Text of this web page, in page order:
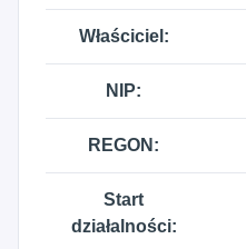
prowadzona w
4764Z - Sprzedaż
prowadzona w
4773Z - Sprzedaż
farmaceutycznych
wyspecjalizowanych
detaliczna kosmetyków i
prowadzona w
4791Z - Sprzedaż
Właściciel:
NIP:
REGON:
Start
działalności: